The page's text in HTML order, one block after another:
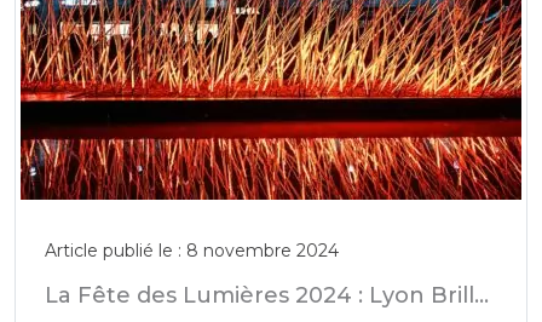
Article publié le : 8 novembre 2024
La Fête des Lumières 2024 : Lyon Brille